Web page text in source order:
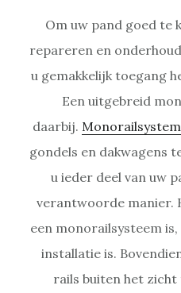
Om uw pand goed te
repareren en
u gemakkelijk toegang
Een uitgebreid
daarbij.
gondels en dakwagens
u ieder deel van uw
verantwoorde manier.
een monorailsysteem
installatie is.
rails buiten het